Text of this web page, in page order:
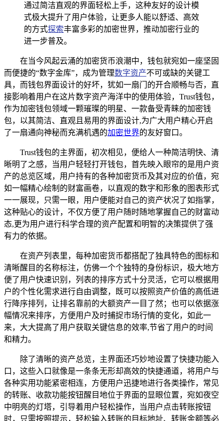
通过简洁直观的界面轻松上手，这种友好的设计模
式极大提升了用户体验，让更多人能以舒适、高效
的方式探索丰富多彩的加密世界，推动加密行业的
进一步普及。
在当今风起云涌的加密货币浪潮中，钱包就宛如一座坚固
而便捷的“数字金库”，成为管理数字资产不可或缺的关键工
具，而钱包界面设计的好坏，犹如一扇门的开合顺畅与否，直
接影响着用户在这片数字资产海洋中的使用体验，Trust钱包，
作为加密钱包领域一颗璀璨的明星、一款备受青睐的加密钱
包，以其简洁、直观且易用的界面设计,为广大用户精心开启
了一扇通向神秘而充满机遇的加密世界的友好窗口。
Trust钱包的主界面，初次相见，便给人一种简洁明快、清
晰明了之感，当用户轻轻打开钱包，首先映入眼帘的是用户资
产的总览区域，用户持有的各种加密货币及其对应的价值，宛
如一幅精心绘制的财富画卷，以直观的数字和形象的图表形式
一一展现，只需一眼，用户便能对自己的资产状况了如指掌，
这种贴心的设计，不仅方便了用户随时随地掌握自己的财富动
态,更为用户进行科学合理的资产配置和明智的决策提供了强
有力的依据。
在资产列表里，每种加密货币都搭配了独具特色的图标和
清晰醒目的名称标注，仿佛一个个独特的身份标识，极大地方
便了用户快速识别，列表的排序方式十分灵活，它可以根据用
户的个性化需求进行自由调整，既可以按照资产价值的高低进
行降序排列，让排名靠前的大额资产一目了然；也可以依据涨
幅情况来排序，方便用户及时捕捉市场行情的变化，如此一
来，大大提高了用户获取关键信息的效率,节省了用户的时间
和精力。
除了清晰的资产总览，主界面还巧妙地设置了快捷功能入
口，这些入口就像是一条条无形却高效的快捷通道，将用户与
各种实用功能紧密相连，方便用户迅捷地进行各类操作，常见
的转账、收款功能按钮醒目地位于界面的显眼位置，宛如夜空
中明亮的灯塔，引导着用户轻松操作，当用户点击转账按钮
时，只需按照提示，轻松输入转账的目标地址、转账金额等必